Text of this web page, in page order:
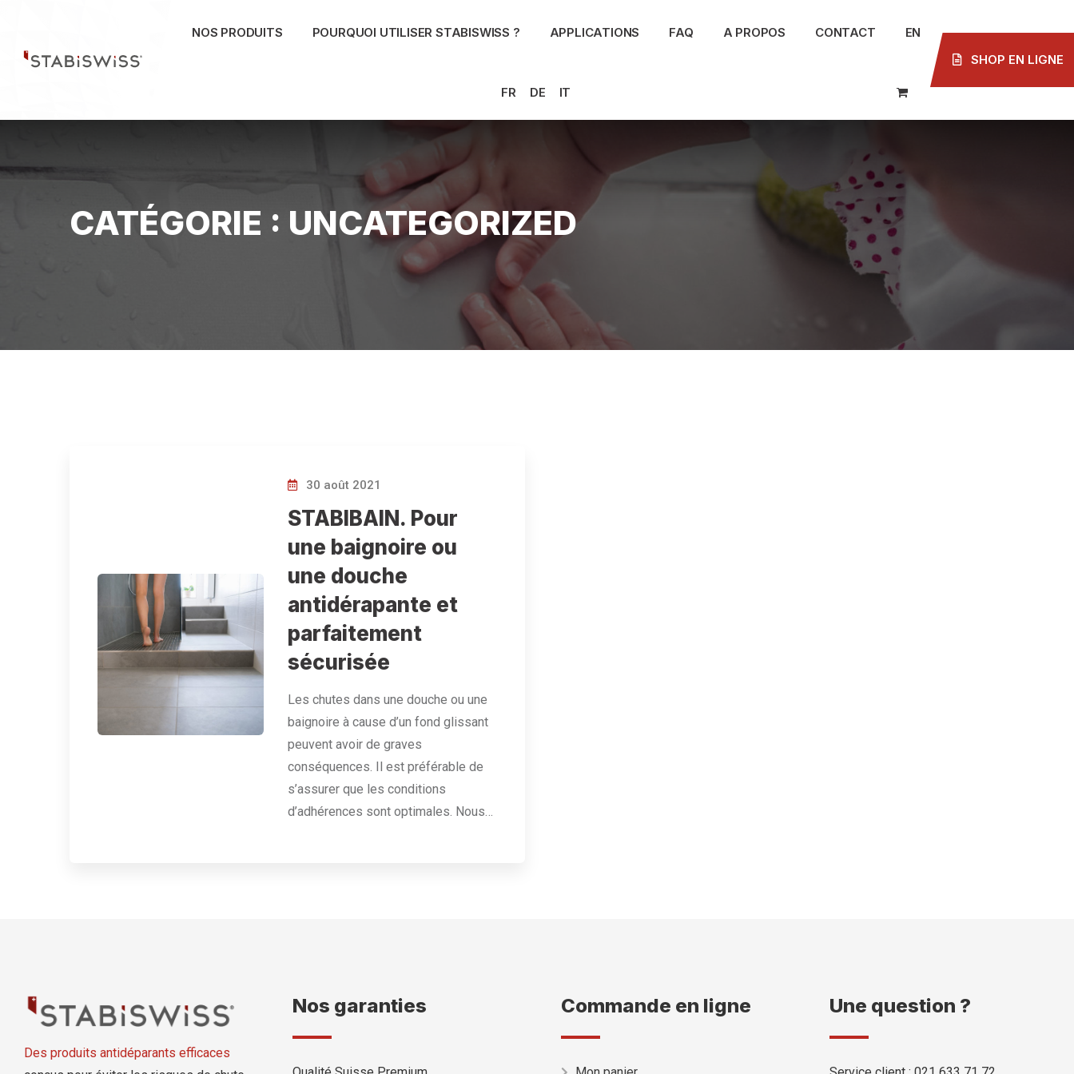
content
NOS PRODUITS POURQUOI UTILISER STABISWISS ? APPLICATIONS FAQ A PROPOS CONTACT EN
FR DE IT
SHOP EN LIGNE
CATÉGORIE : UNCATEGORIZED
30 août 2021
STABIBAIN. Pour
une baignoire ou
une douche
antidérapante et
parfaitement
sécurisée
Les chutes dans une douche ou une
baignoire à cause d’un fond glissant
peuvent avoir de graves
conséquences. Il est préférable de
s’assurer que les conditions
d’adhérences sont optimales. Nous…
Des produits antidéparants efficaces
Nos garanties Commande en ligne Une question ?